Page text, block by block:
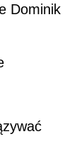
Dominik